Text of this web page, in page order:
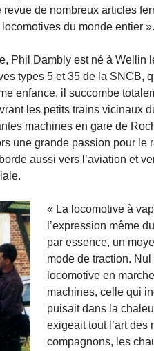
de nombreux articles
du monde entier ».
Phil Dambly est né à Wellin
types 5 et 35 de la SNCB,
enfance, il succombe
les petits trains vicinaux
machines en gare de
une grande passion pour le
aussi vers l’aviation et
« La locomotive à
l’expression même
par essence, un
mode de traction. Nul
locomotive en
machines, celle qui
puisait dans la
exigeait tout l’art
compagnons, les